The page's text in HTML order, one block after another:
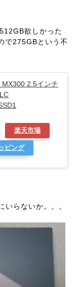
欲しかった
で275GBという不
2.5インチ
楽天市場
ピング
いらないか。。。